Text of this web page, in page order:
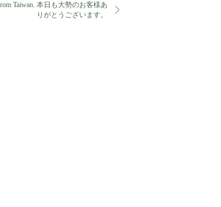
Taiwan. 本日も大勢のお客様あ
りがとうございます。